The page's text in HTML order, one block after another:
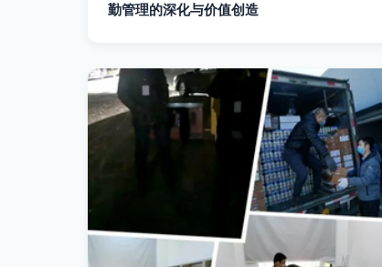
勤管理的深化与价值创造